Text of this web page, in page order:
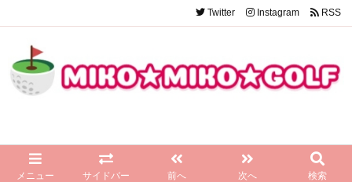
メニュー サイドバー 前へ 次へ 検索
Twitter Instagram RSS